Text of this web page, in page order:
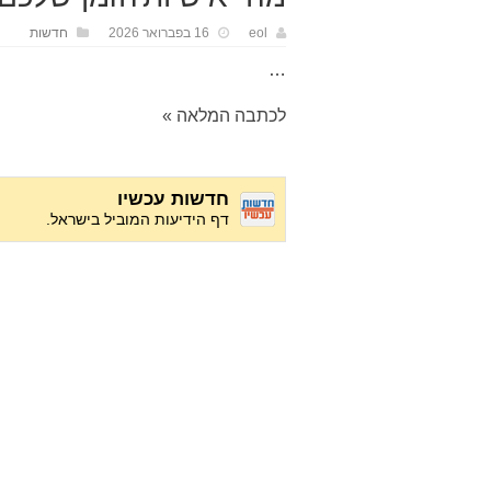
eol 16 בפברואר 2026 חדשות
…
לכתבה המלאה »